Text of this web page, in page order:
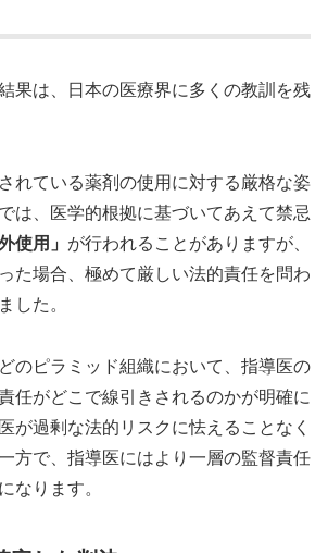
果は、日本の医療界に多くの教訓を残
れている薬剤の使用に対する厳格な姿
は、医学的根拠に基づいてあえて禁忌
使用」 が行われることがありますが、
た場合、極めて厳しい法的責任を問わ
した。
のピラミッド組織において、指導医の
任がどこで線引きされるのかが明確に
が過剰な法的リスクに怯えることなく
方で、指導医にはより一層の監督責任
なります。